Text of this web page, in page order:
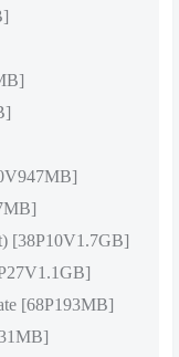
[38P10V1.7GB]
[68P193MB]